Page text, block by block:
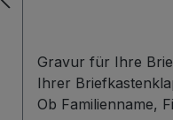
Gravur für Ihre
Ihrer
Ob Familienname,